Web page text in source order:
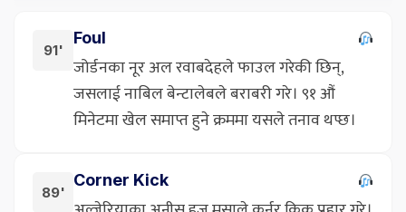
91'
Foul
जोर्डनका नूर अल रवाबदेहले फाउल गरेकी छिन्,
जसलाई नाबिल बेन्टालेबले बराबरी गरे। ९१ औं
मिनेटमा खेल समाप्त हुने क्रममा यसले तनाव थप्छ।
89'
Corner Kick